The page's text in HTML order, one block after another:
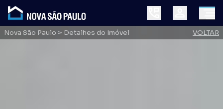
Nova São Paulo > Detalhes do Imóvel VOLTAR